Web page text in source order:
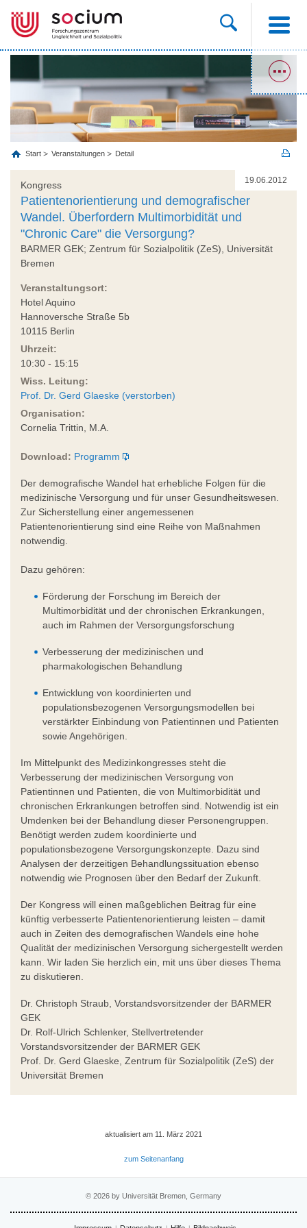
Start Veranstaltungen Detail
19.06.2012
Kongress
Patientenorientierung und demografischer
Wandel. Überfordern Multimorbidität und
"Chronic Care" die Versorgung?
BARMER GEK; Zentrum für Sozialpolitik (ZeS), Universität
Bremen
Veranstaltungsort:
Hotel Aquino
Hannoversche Straße 5b
10115 Berlin
Uhrzeit:
10:30 - 15:15
Wiss. Leitung:
Prof. Dr. Gerd Glaeske (verstorben)
Organisation:
Cornelia Trittin, M.A.
Download: Programm
Der demografische Wandel hat erhebliche Folgen für die
medizinische Versorgung und für unser Gesundheitswesen.
Zur Sicherstellung einer angemessenen
Patientenorientierung sind eine Reihe von Maßnahmen
notwendig.
Dazu gehören:
Förderung der Forschung im Bereich der
Multimorbidität und der chronischen Erkrankungen,
auch im Rahmen der Versorgungsforschung
Verbesserung der medizinischen und
pharmakologischen Behandlung
Entwicklung von koordinierten und
populationsbezogenen Versorgungsmodellen bei
verstärkter Einbindung von Patientinnen und Patienten
sowie Angehörigen.
Im Mittelpunkt des Medizinkongresses steht die
Verbesserung der medizinischen Versorgung von
Patientinnen und Patienten, die von Multimorbidität und
chronischen Erkrankungen betroffen sind. Notwendig ist ein
Umdenken bei der Behandlung dieser Personengruppen.
Benötigt werden zudem koordinierte und
populationsbezogene Versorgungskonzepte. Dazu sind
Analysen der derzeitigen Behandlungssituation ebenso
notwendig wie Prognosen über den Bedarf der Zukunft.
Der Kongress will einen maßgeblichen Beitrag für eine
künftig verbesserte Patientenorientierung leisten – damit
auch in Zeiten des demografischen Wandels eine hohe
Qualität der medizinischen Versorgung sichergestellt werden
kann. Wir laden Sie herzlich ein, mit uns über dieses Thema
zu diskutieren.
Dr. Christoph Straub, Vorstandsvorsitzender der BARMER
GEK
Dr. Rolf-Ulrich Schlenker, Stellvertretender
Vorstandsvorsitzender der BARMER GEK
Prof. Dr. Gerd Glaeske, Zentrum für Sozialpolitik (ZeS) der
Universität Bremen
aktualisiert am 11. März 2021
zum Seitenanfang
© 2026 by Universität Bremen, Germany